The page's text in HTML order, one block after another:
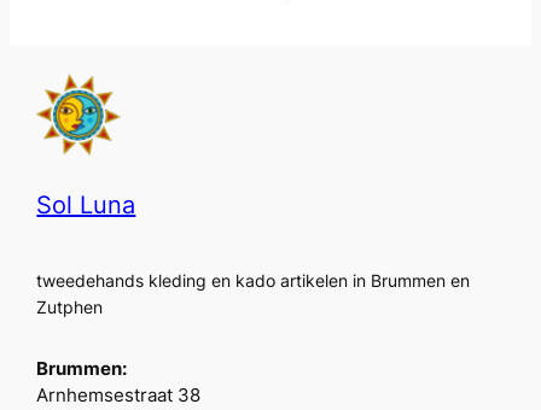
Sol Luna
tweedehands kleding en kado artikelen in Brummen en
Zutphen
Brummen:
Arnhemsestraat 38